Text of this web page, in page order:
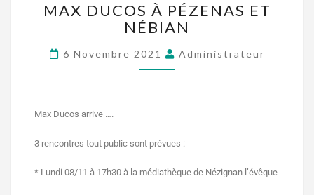
MAX DUCOS À PÉZENAS ET
NÉBIAN
6 Novembre 2021 Administrateur
Max Ducos arrive ….
3 rencontres tout public sont prévues :
* Lundi 08/11 à 17h30 à la médiathèque de Nézignan l’évêque